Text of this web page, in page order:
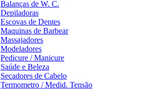
Balanças de W. C.
Depiladoras
Escovas de Dentes
Maquinas de Barbear
Massajadores
Modeladores
Pedicure / Manicure
Saúde e Beleza
Secadores de Cabelo
Termometro / Medid. Tensão